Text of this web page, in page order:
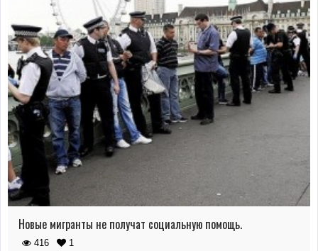
Новые мигранты не получат социальную помощь.
416
1